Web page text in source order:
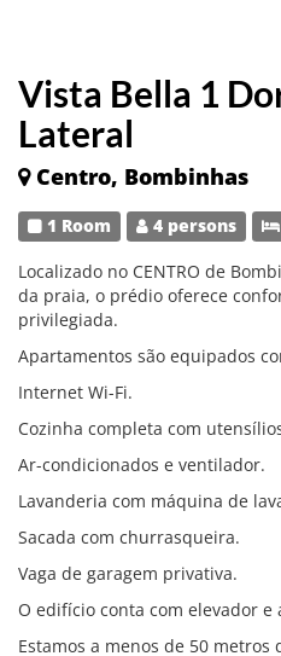
Vista Bella 1
Lateral
Centro, Bombinhas
1 Room 4 persons
Localizado no CENTRO de
da praia, o prédio oferece
privilegiada.
Apartamentos são equipados
Internet Wi-Fi.
Cozinha completa com
Ar-condicionados e ventilador.
Lavanderia com máquina de
Sacada com churrasqueira.
Vaga de garagem privativa.
O edifício conta com elevador
Estamos a menos de 50 metros